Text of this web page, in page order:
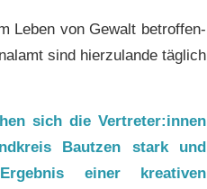
Leben von Gewalt betroffen-
sind hierzulande täglich
sich die Vertreter:innen
Bautzen stark und
einer kreativen